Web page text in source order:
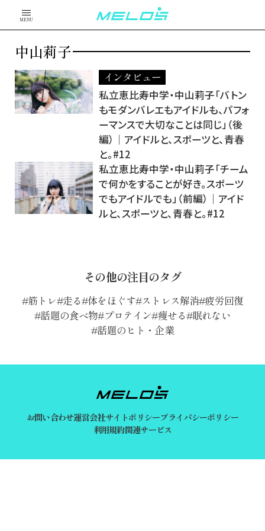
MENU
中山莉子
インタビュー
私立恵比寿中学・中山莉子「バトン
もモダンバレエもアイドルも、パフォ
ーマンスで大切なことは同じ」（後
編）│アイドルと、スポーツと、青春
と。#12
私立恵比寿中学・中山莉子「チーム
で何かをすることが好き。スポーツ
でもアイドルでも」（前編）│アイド
ルと、スポーツと、青春と。#12
その他の注目のタグ
筋トレ 走る 体をほぐす ストレス解消 疲労回復
話題の食べ物 プロテイン 痩せる 眠れない
話題のヒト・企業
お問い合わせ運営会社サイトポリシープライバシーポリシー
利用規約関連サービス